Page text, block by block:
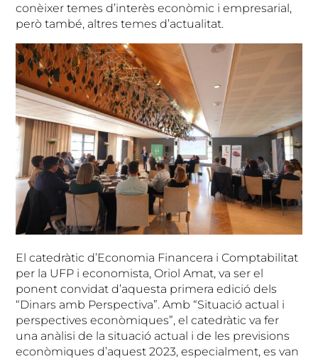
conèixer temes d’interès econòmic i empresarial,
però també, altres temes d’actualitat.
El catedràtic d’Economia Financera i Comptabilitat
per la UFP i economista, Oriol Amat, va ser el
ponent convidat d’aquesta primera edició dels
“Dinars amb Perspectiva”. Amb “Situació actual i
perspectives econòmiques”, el catedràtic va fer
una anàlisi de la situació actual i de les previsions
econòmiques d’aquest 2023, especialment, es van